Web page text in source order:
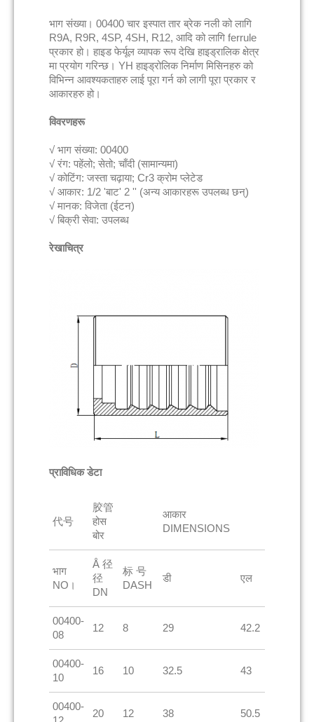
भाग संख्या। 00400 चार इस्पात तार ब्रेक नली को लागि
R9A, R9R, 4SP, 4SH, R12, आदि को लागि ferrule
प्रकार हो। हाइड फेर्यूल व्यापक रूप देखि हाइड्रालिक क्षेत्र
मा प्रयोग गरिन्छ। YH हाइड्रोलिक निर्माण मिसिनहरु को
विभिन्न आवश्यकताहरु लाई पूरा गर्न को लागी पूरा प्रकार र
आकारहरु हो।
विवरणहरू
√ भाग संख्या: 00400
√ रंग: पहेंलो; सेतो; चाँदी (सामान्यमा)
√ कोटिंग: जस्ता चढ़ाया; Cr3 क्रोम प्लेटेड
√ आकार: 1/2 'बाट' 2 '' (अन्य आकारहरू उपलब्ध छन्)
√ मानक: विजेता (ईटन)
√ बिक्री सेवा: उपलब्ध
रेखाचित्र
प्राविधिक डेटा
代号
胶管
होस
बोर
आकार
DIMENSIONS
भाग
NO।
Å 径
径
DN
标 号
DASH
डी एल
00400-
08
12 8 29 42.2
00400-
10
16 10 32.5 43
00400-
20 12 38 50.5